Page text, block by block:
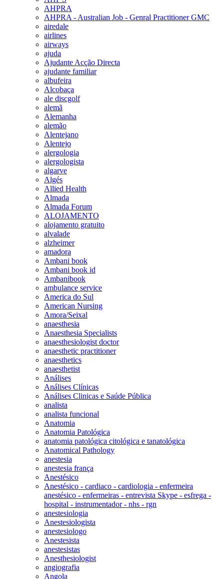
AHPRA
AHPRA - Australian Job - Genral Practitioner GMC
airedale
airlines
airways
ajuda
Ajudante Acção Directa
ajudante familiar
albufeira
Alcobaça
ale discgolf
alemã
Alemanha
alemão
Alentejano
Alentejo
alergologia
alergologista
algarve
Algés
Allied Health
Almada
Almada Forum
ALOJAMENTO
alojamento gratuito
alvalade
alzheimer
amadora
Ambani book
Ambani book id
Ambanibook
ambulance service
America do Sul
American Nursing
Amora/Seixal
anaesthesia
Anaesthesia Specialists
anaesthesiologist doctor
anaesthetic practitioner
anaesthetics
anaesthetist
Análises
Análises Clínicas
Análises Clinicas e Saúde Pública
analista
analista funcional
Anatomia
Anatomia Patológica
anatomia patológica citológica e tanatológica
Anatomical Pathology
anestesia
anestesia frança
Anestésico
Anestésico - cardiaco - cardiologia - enfermeira
anestésico - enfermeiras - entrevista Skype - esfrega -
hospital - instrumentador - nhs - rgn
anestesiologia
Anestesiologista
anestesiologo
Anestesista
anestesistas
Anesthesiologist
angiografia
Angola